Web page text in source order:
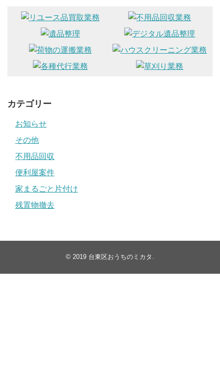
カテゴリー
お知らせ
その他
不用品回収
便利屋案件
家まるごと片付け
残置物撤去
© 2019 台東区おうちのミカタ .